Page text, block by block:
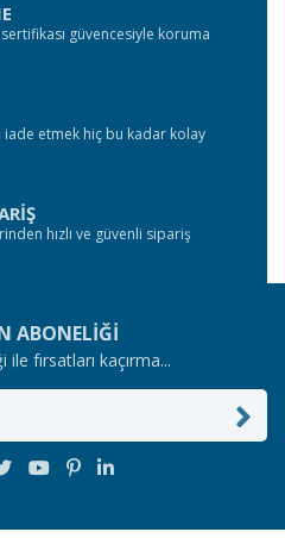
güvencesiyle koruma
iade etmek hiç bu kadar kolay
hızlı ve güvenli sipariş
ABONELİĞİ
fırsatları kaçırma...